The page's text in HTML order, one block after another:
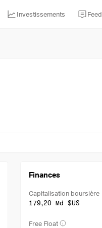
Investissements Feed
Finances
Capitalisation boursière
179,20 Md $US
Free Float